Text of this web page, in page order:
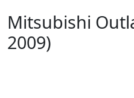
Mitsubishi
2009)